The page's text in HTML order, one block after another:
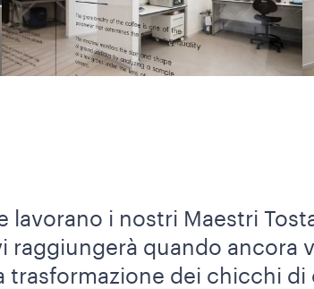
lavorano i nostri Maestri
raggiungerà quando ancora
trasformazione dei chicchi